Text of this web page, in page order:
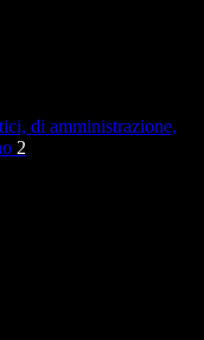
di amministrazione,
2